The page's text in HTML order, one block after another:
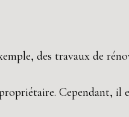
des travaux de
Cependant,